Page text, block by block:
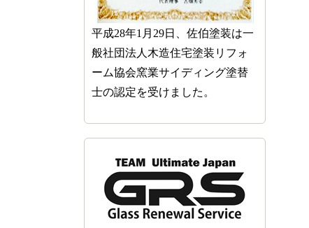
平成28年1月29日、佐伯塗装は一
般社団法人木造住宅塗装リフォ
ーム協会窯業サイディング塗替
士の認定を受けました。